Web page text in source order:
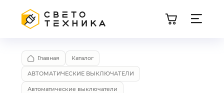
Главная Каталог
АВТОМАТИЧЕСКИЕ ВЫКЛЮЧАТЕЛИ
Автоматические выключатели